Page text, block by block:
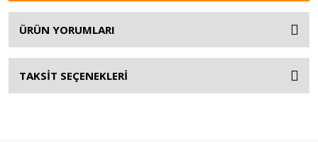
ÜRÜN YORUMLARI
TAKSİT SEÇENEKLERİ